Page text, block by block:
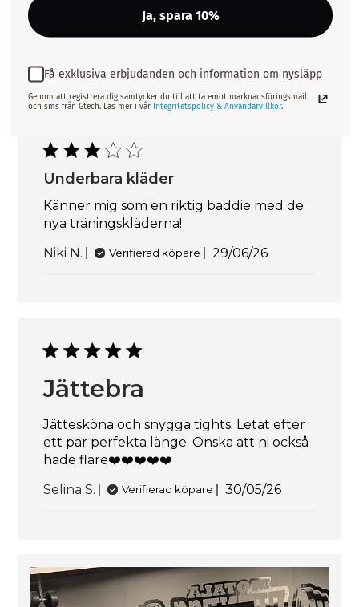
Underbara kläder
Känner mig som en riktig baddie med de
nya träningskläderna!
Niki N.
Verifierad köpare 29/06/26
Jättebra
Jättesköna och snygga tights. Letat efter
ett par perfekta länge. Önska att ni också
hade flare❤️❤️❤️❤️❤️
Selina S.
Verifierad köpare 30/05/26
Ja, spara 10%
Få exklusiva erbjudanden och information om nysläpp
Genom att registrera dig samtycker du till att ta emot marknadsföringsmail
och sms från Gtech. Läs mer i vår Integritetspolicy & Användarvillkor.